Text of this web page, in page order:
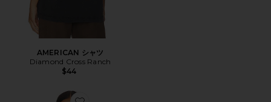
AMERICAN シャツ
Diamond Cross Ranch
$44